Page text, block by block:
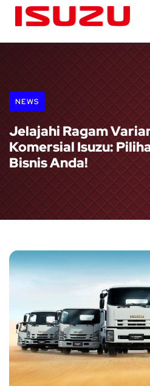
NEWS
Jelajahi Ragam
Komersial Isuzu:
Bisnis Anda!